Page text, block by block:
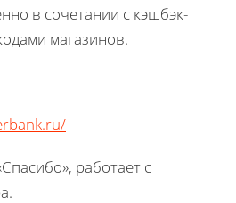
в сочетании с кэшбэк-
магазинов.
работает с